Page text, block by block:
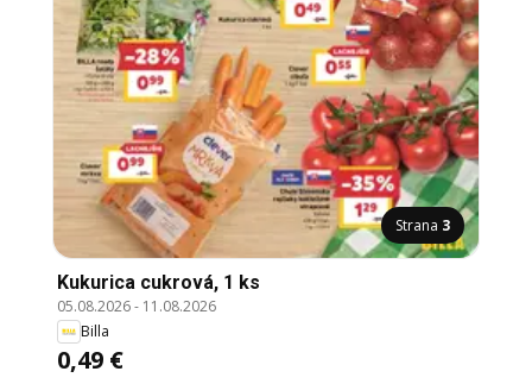
Strana 3
Kukurica cukrová, 1 ks
05.08.2026- 11.08.2026
Billa
0,49 €